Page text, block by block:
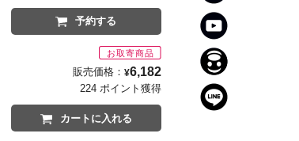
予約する
販売価格： ¥6,182
224 ポイント獲得
カートに入れる